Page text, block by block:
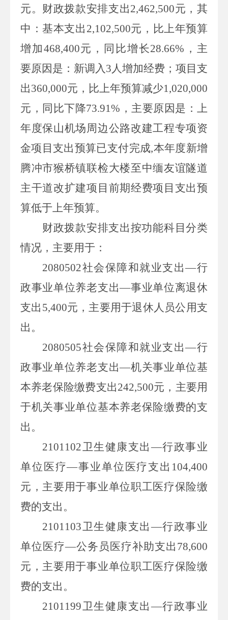
元。财政拨款安排支出2,462,500元，其
中：基本支出 2,102,500元，比上年预算
增加468,400元，同比增长28.66% ，主
要原因是：新调入3人增加经费；项目支
出360,000元，比上年预算减少1,020,000
元，同比下降73.91% ，主要原因是： 上
年度保山机场周边公路改建工程专项资
金项目支出预算已支付完成,本年度新增
腾冲市猴桥镇联检大楼至中缅友谊隧道
主干道改扩建项目前期经费项目支出预
算低于上年预算。
财政拨款安排支出按功能科目分类
情况，主要用于 ：
2080502社会保障和就业支出—行
政事业单位养老支出—事业单位离退休
支出 5,400元，主要用于退休人员公用支
出。
2080505社会保障和就业支出—行
政事业单位养老支出—机关事业单位基
本养老保险缴费支出242,500元，主要用
于机关事业单位基本养老保险缴费的支
出。
2101102卫生健康支出—行政事业
单位医疗—事业单位医疗支出 104,400
元，主要用于事业单位职工医疗保险缴
费的支出。
2101103卫生健康支出—行政事业
单位医疗—公务员医疗补助支出 78,600
元，主要用于事业单位职工医疗保险缴
费的支出。
2101199卫生健康支出—行政事业